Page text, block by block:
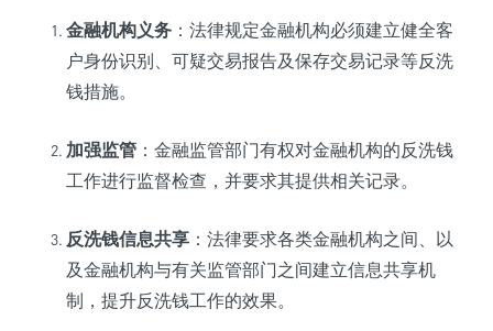
金融机构义务 ：法律规定金融机构必须建立健全客
户身份识别、可疑交易报告及保存交易记录等反洗
钱措施。
加强监管 ：金融监管部门有权对金融机构的反洗钱
工作进行监督检查，并要求其提供相关记录。
反洗钱信息共享 ：法律要求各类金融机构之间、以
及金融机构与有关监管部门之间建立信息共享机
制，提升反洗钱工作的效果。